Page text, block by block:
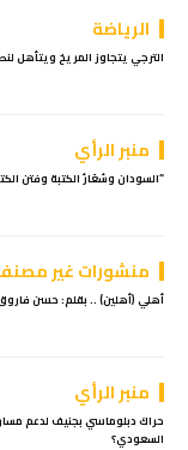
الرياضة
الترجي يتجاوز المريخ ويتأهل
منبر الرأي
“السودان وسُعَارُ الكتبة وفتن
منشورات غير
أهلي (أهلين) .. بقلم: حسن
منبر الرأي
حراك دبلوماسي بجنيف لدعم
السعودي؟